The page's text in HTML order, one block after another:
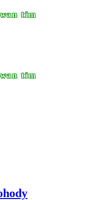
tím
tím